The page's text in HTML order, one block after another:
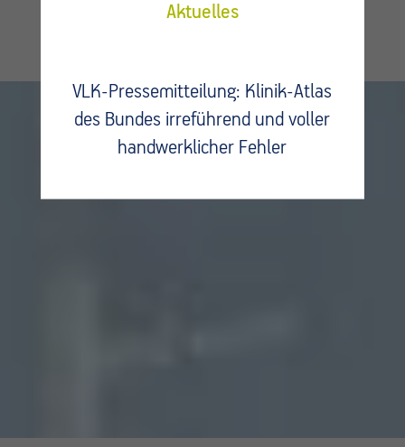
Aktuelles
VLK-Pressemitteilung: Klinik-Atlas
des Bundes irreführend und voller
handwerklicher Fehler